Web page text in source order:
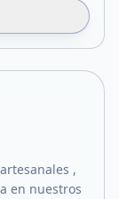
,
en nuestros